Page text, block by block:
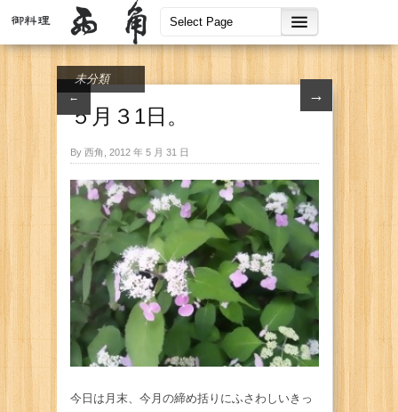
← →
未分類
５月３1日。
By 西角, 2012 年 5 月 31 日
今日は月末、今月の締め括りにふさわしいきっ